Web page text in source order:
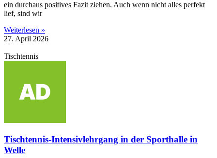
ein durchaus positives Fazit ziehen. Auch wenn nicht alles perfekt
lief, sind wir
Weiterlesen »
27. April 2026
Tischtennis
Tischtennis-Intensivlehrgang in der Sporthalle in
Welle